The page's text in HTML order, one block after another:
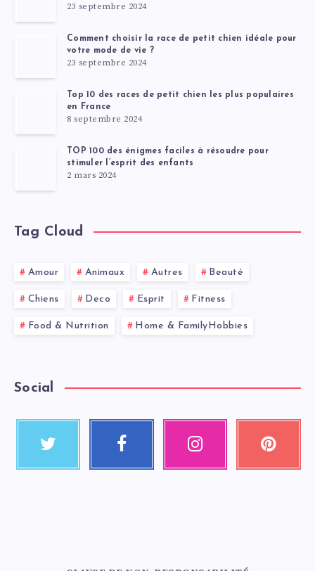
23 septembre 2024
Comment choisir la race de petit chien idéale pour
votre mode de vie ?
23 septembre 2024
Top 10 des races de petit chien les plus populaires
en France
8 septembre 2024
TOP 100 des énigmes faciles à résoudre pour
stimuler l’esprit des enfants
2 mars 2024
Tag Cloud
Amour Animaux Autres Beauté
Chiens Deco Esprit Fitness
Food & Nutrition Home & FamilyHobbies
Social